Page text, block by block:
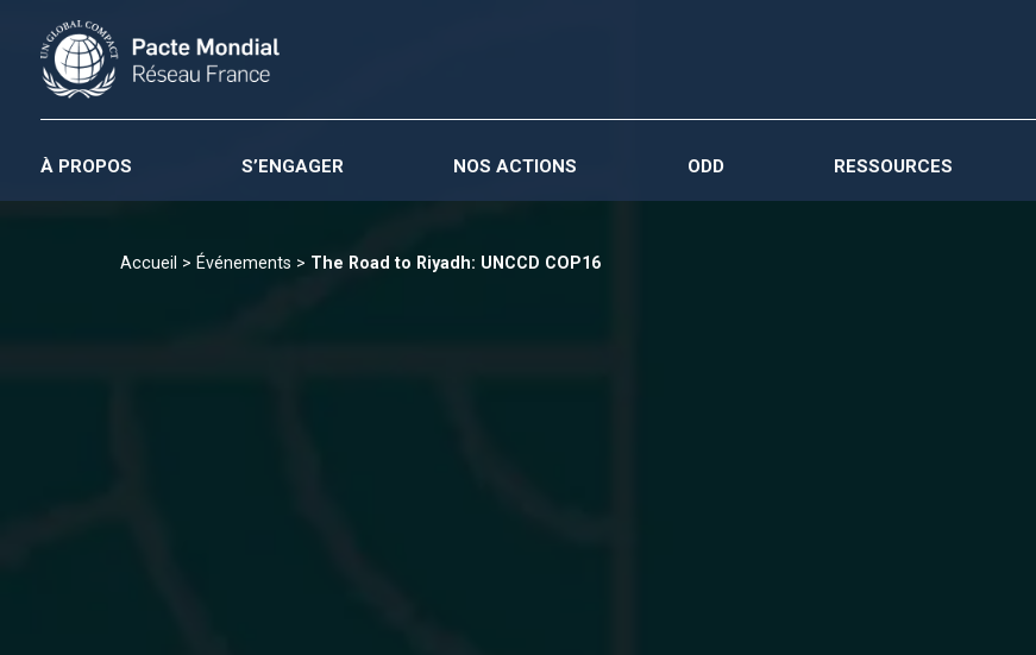
À PROPOS S’ENGAGER NOS ACTIONS ODD RESSOURCES
Accueil > Événements > The Road to Riyadh: UNCCD COP16